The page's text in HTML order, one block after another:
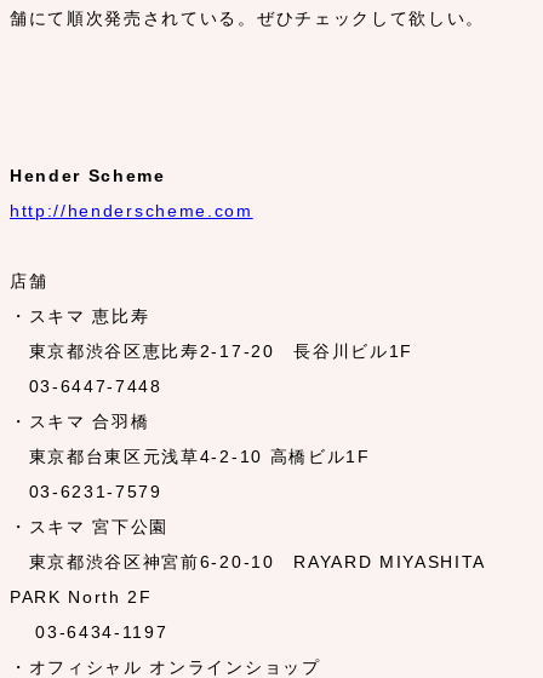
舗にて順次発売されている。ぜひチェックして欲しい。
Hender Scheme
http://henderscheme.com
店舗
・スキマ 恵比寿
東京都渋谷区恵比寿2-17-20 長谷川ビル1F
03-6447-7448
・スキマ 合羽橋
東京都台東区元浅草4-2-10 高橋ビル1F
03-6231-7579
・スキマ 宮下公園
東京都渋谷区神宮前6-20-10 RAYARD MIYASHITA
PARK North 2F
03-6434-1197
・オフィシャル オンラインショップ